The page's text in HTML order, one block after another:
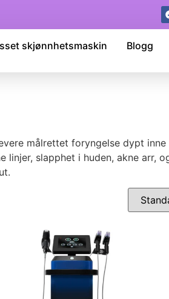
skjønnhetsmaskin Blogg
målrettet foryngelse dypt inne
slapphet i huden, akne arr,